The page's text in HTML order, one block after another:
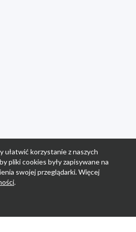
ułatwić korzystanie z naszych
pliki cookies były zapisywane na
swojej przeglądarki. Więcej
.